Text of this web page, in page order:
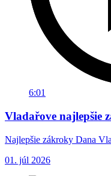
6:01
Vladařove najlepšie
Najlepšie zákroky Dana
01. júl 2026